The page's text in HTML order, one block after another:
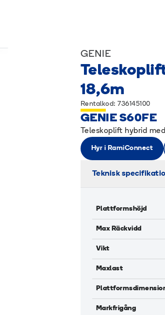
GENIE
18,6m
Rentalkod: 736145100
GENIE S60FE
Teleskoplift hybrid
Hyr i RamiConnect
Teknisk
Plattformshöjd
Max Räckvidd
Vikt
Maxlast
Markfrigång